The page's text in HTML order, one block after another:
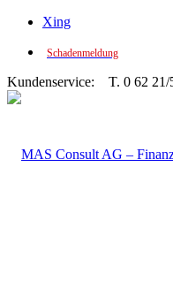
Xing
Schadenmeldung
Kundenservice: T. 0 62